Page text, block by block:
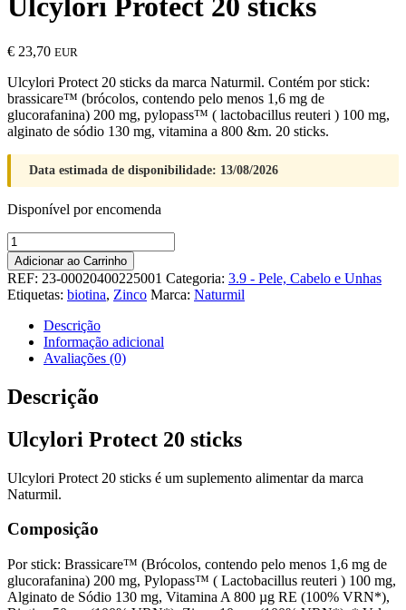
Ulcylori Protect 20 sticks
€ 23,70 EUR
Ulcylori Protect 20 sticks da marca Naturmil. Contém por stick:
brassicare™ (brócolos, contendo pelo menos 1,6 mg de
glucorafanina) 200 mg, pylopass™ ( lactobacillus reuteri ) 100 mg,
alginato de sódio 130 mg, vitamina a 800 &m. 20 sticks.
Data estimada de disponibilidade: 13/08/2026
Disponível por encomenda
Quantidade
de
Ulcylori
Protect
20
sticks
Adicionar ao Carrinho
REF: 23-00020400225001 Categoria: 3.9 - Pele, Cabelo e Unhas
Etiquetas: biotina, Zinco Marca: Naturmil
Descrição
Informação adicional
Avaliações (0)
Descrição
Ulcylori Protect 20 sticks
Ulcylori Protect 20 sticks é um suplemento alimentar da marca
Naturmil.
Composição
Por stick: Brassicare™ (Brócolos, contendo pelo menos 1,6 mg de
glucorafanina) 200 mg, Pylopass™ ( Lactobacillus reuteri ) 100 mg,
Alginato de Sódio 130 mg, Vitamina A 800 µg RE (100% VRN*),